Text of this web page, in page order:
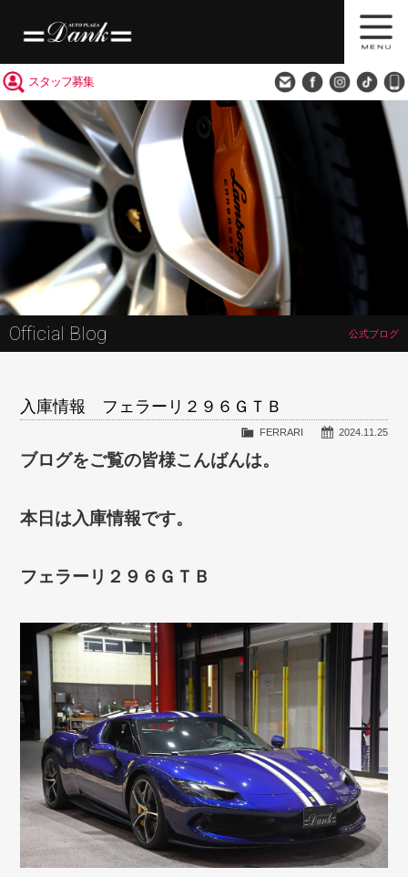
スタッフ募集
Official Blog 公式ブログ
入庫情報 フェラーリ２９６ＧＴＢ
2024.11.25
FERRARI
ブログをご覧の皆様こんばんは。
本日は入庫情報です。
フェラーリ２９６ＧＴＢ